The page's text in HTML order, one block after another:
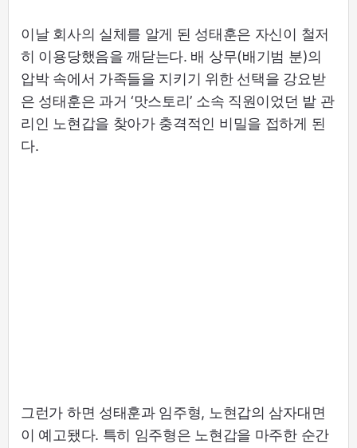
이날 회사의 실체를 알게 된 성태훈은 자신이 철저
히 이용당했음을 깨닫는다. 배 상무(배기범 분)의
압박 속에서 가족들을 지키기 위한 선택을 강요받
은 성태훈은 과거 ‘맛스토리’ 소속 직원이었던 밭 관
리인 노현갑을 찾아가 충격적인 비밀을 접하게 된
다.
그런가 하면 성태훈과 임주형, 노현갑의 삼자대면
이 예고됐다. 특히 임주형은 노현갑을 마주한 순간